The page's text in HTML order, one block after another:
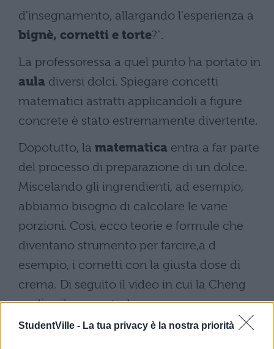
StudentVille - La tua privacy è la nostra priorità
d'insegnamento, allargando l'esperienza a
bignè, cornetti e torte?".
La professoressa a quel punto ha portato in
aula diversi dolci. Spiegare concetti
matematici astratti applicandoli a figure
concrete è stato estremamente divertente.
Dopotutto, la matematica entra a far parte
del processo di preparazione di un dolce.
Miscelando gli ingrendienti, ad esempio,
abbiamo bisogno di calcolare le varie
porzioni. Così, ecco teorie e formule che
diventano strumento per farcire,a d
esempio, i cornetti con la giusta dose di
crema. Di seguito il video in cui la Cheng
esplica il suo metodo.